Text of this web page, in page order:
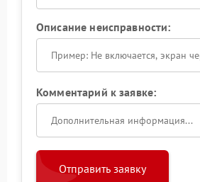
Описание неисправности:
Комментарий к заявке:
Отправить заявку